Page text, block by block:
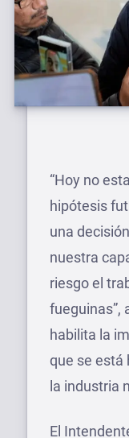
“Hoy no
hipótesis
una
nuestra
riesgo el
fueguinas”,
habilita la
que se está
la industria
El